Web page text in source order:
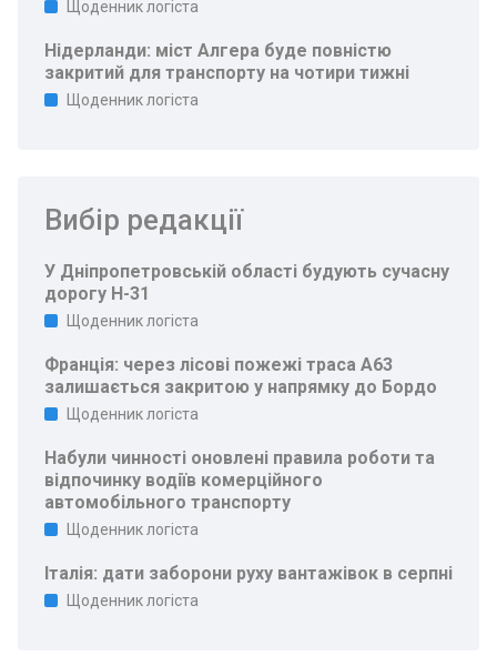
Щоденник логіста
Нідерланди: міст Алгера буде повністю
закритий для транспорту на чотири тижні
Щоденник логіста
Вибір редакції
У Дніпропетровській області будують сучасну
дорогу Н-31
Щоденник логіста
Франція: через лісові пожежі траса A63
залишається закритою у напрямку до Бордо
Щоденник логіста
Набули чинності оновлені правила роботи та
відпочинку водіїв комерційного
автомобільного транспорту
Щоденник логіста
Італія: дати заборони руху вантажівок в серпні
Щоденник логіста